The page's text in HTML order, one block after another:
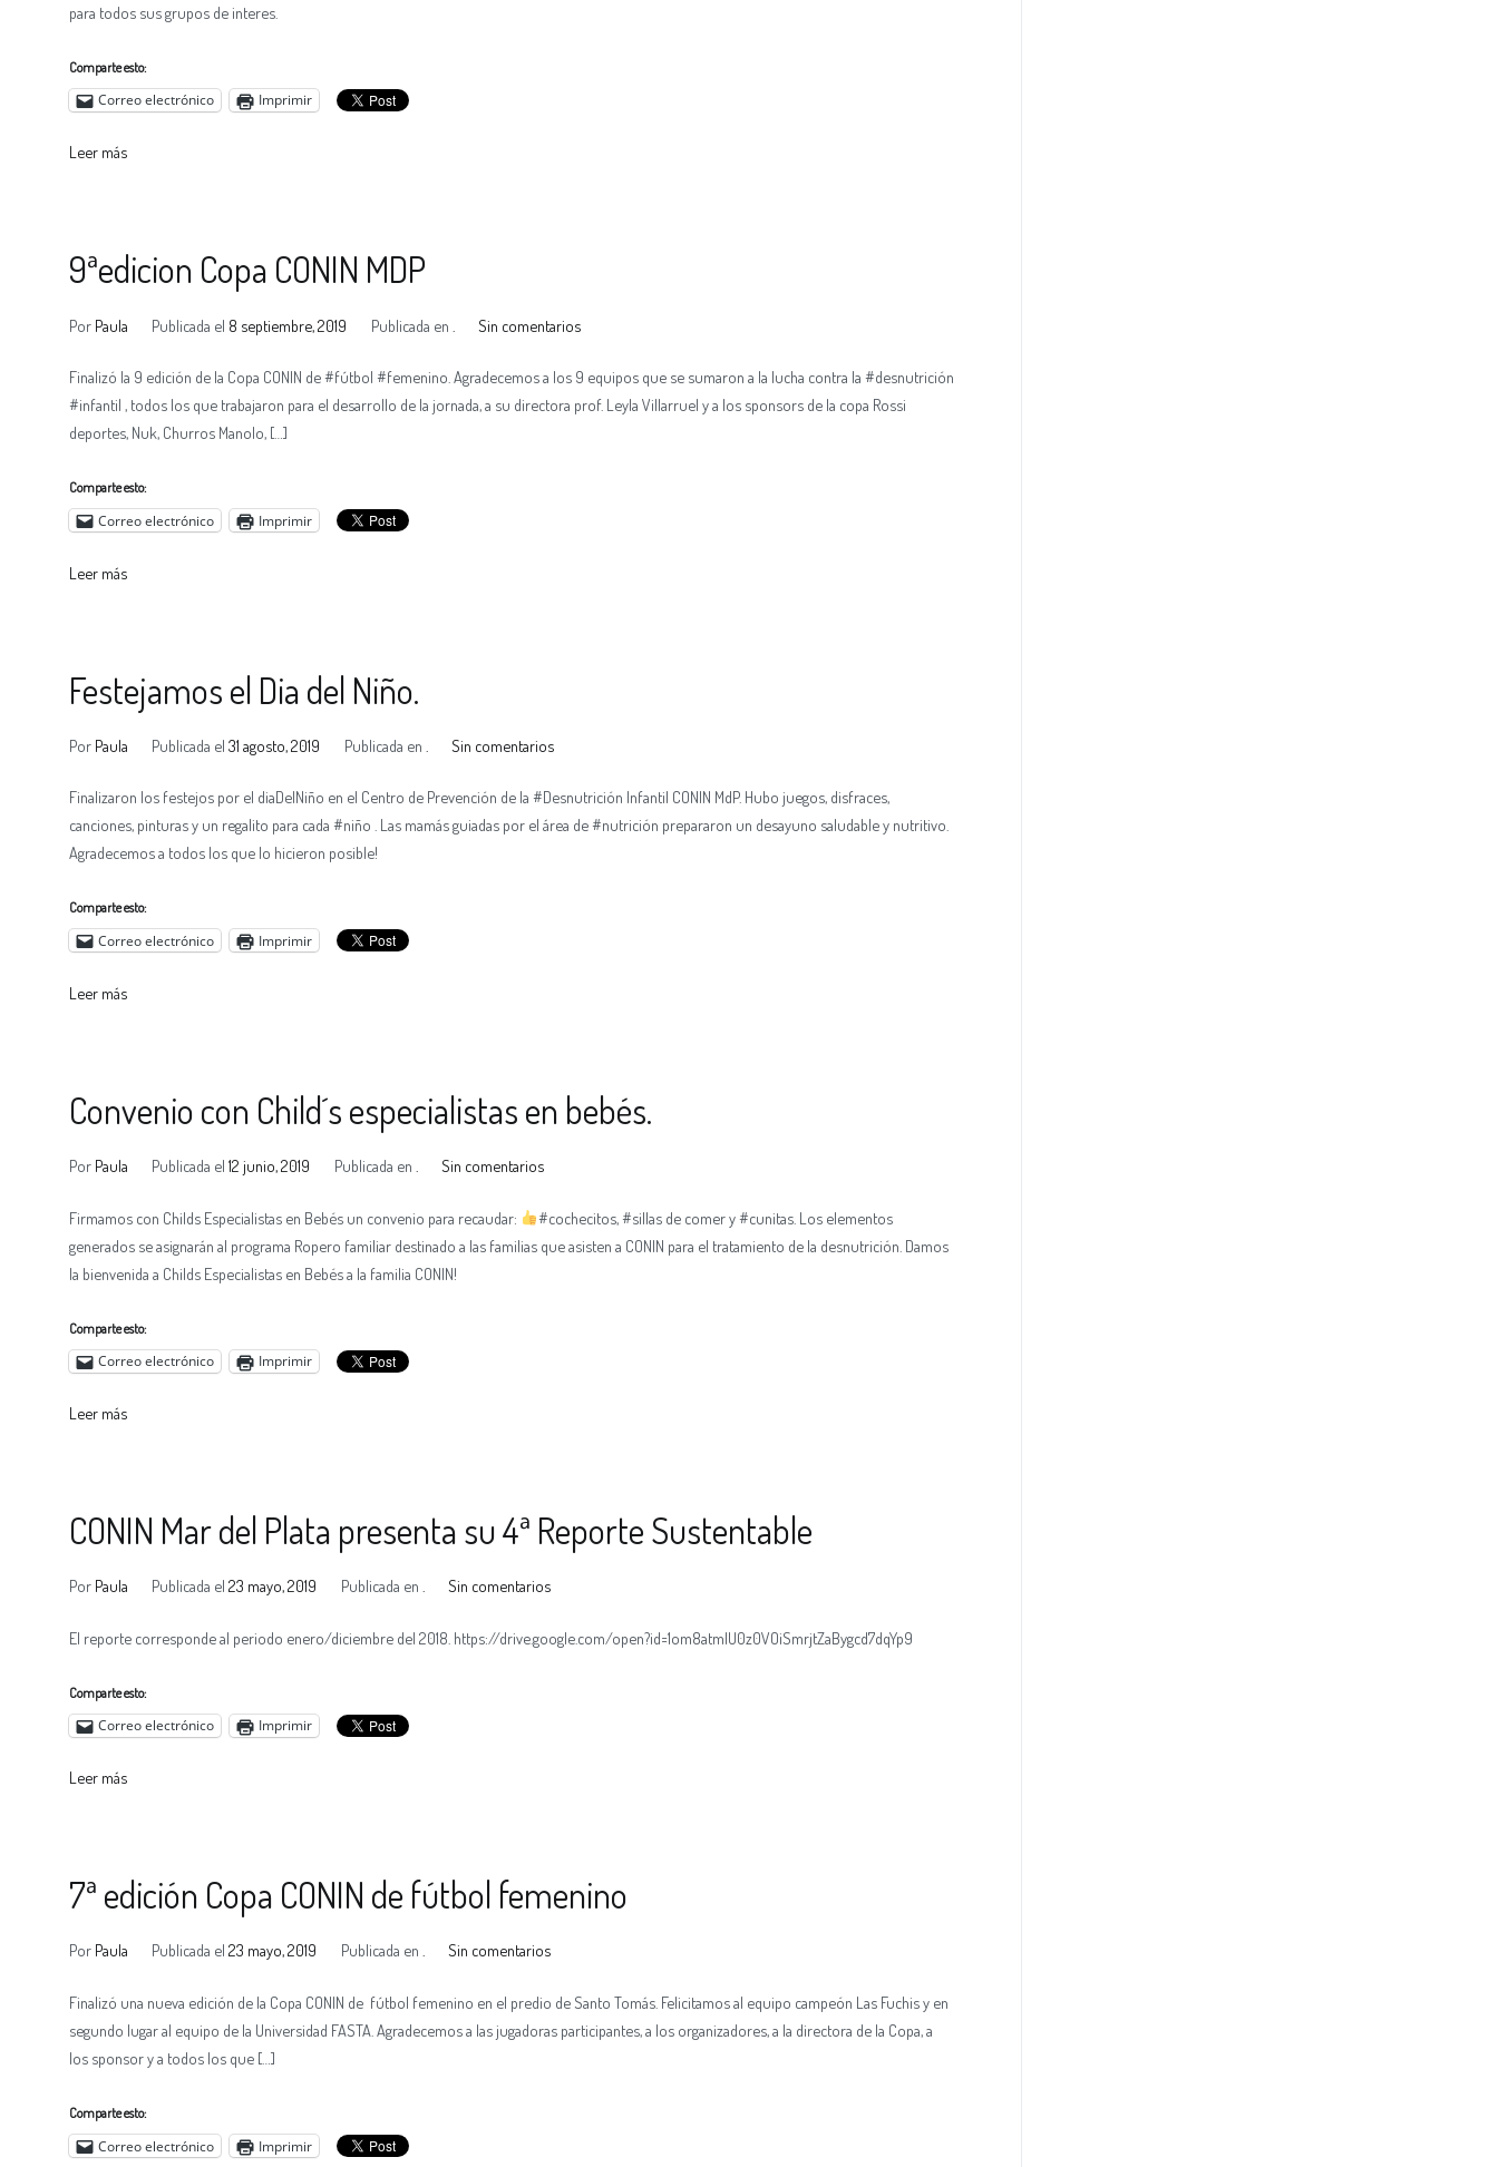
para todos sus grupos de interes.
Comparte esto:
Correo electrónico Imprimir
Leer más
9ªedicion Copa CONIN MDP
Por Paula Publicada el 8 septiembre, 2019 Publicada en Sin comentarios
Finalizó la 9 edición de la Copa CONIN de #fútbol #femenino. Agradecemos a los 9 equipos que se sumaron a la lucha contra la #desnutrición
#infantil , todos los que trabajaron para el desarrollo de la jornada, a su directora prof. Leyla Villarruel y a los sponsors de la copa Rossi
deportes, Nuk, Churros Manolo, […]
Comparte esto:
Correo electrónico Imprimir
Leer más
Festejamos el Dia del Niño.
Por Paula Publicada el31 agosto, 2019 Publicada en Sin comentarios
Finalizaron los festejos por el diaDelNiño en el Centro de Prevención de la #Desnutrición Infantil CONIN MdP. Hubo juegos, disfraces,
canciones, pinturas y un regalito para cada #niño . Las mamás guiadas por el área de #nutrición prepararon un desayuno saludable y nutritivo.
Agradecemos a todos los que lo hicieron posible!
Comparte esto:
Correo electrónico Imprimir
Leer más
Convenio con Child´s especialistas en bebés.
Por Paula Publicada el12 junio, 2019 Publicada en Sin comentarios
Firmamos con Childs Especialistas en Bebés un convenio para recaudar:
#cochecitos, #sillas de comer y #cunitas. Los elementos
generados se asignarán al programa Ropero familiar destinado a las familias que asisten a CONIN para el tratamiento de la desnutrición. Damos
la bienvenida a Childs Especialistas en Bebés a la familia CONIN!
Comparte esto:
Correo electrónico Imprimir
Leer más
CONIN Mar del Plata presenta su 4ª Reporte Sustentable
Por Paula Publicada el23 mayo, 2019 Publicada en Sin comentarios
El reporte corresponde al periodo enero/diciembre del 2018. https://drive.google.com/open?id=1om8atmlU0z0VOiSmrjtZaBygcd7dqYp9
Comparte esto:
Correo electrónico Imprimir
Leer más
7ª edición Copa CONIN de fútbol femenino
Por Paula Publicada el23 mayo, 2019 Publicada en Sin comentarios
Finalizó una nueva edición de la Copa CONIN de fútbol femenino en el predio de Santo Tomás. Felicitamos al equipo campeón Las Fuchis y en
segundo lugar al equipo de la Universidad FASTA. Agradecemos a las jugadoras participantes, a los organizadores, a la directora de la Copa, a
los sponsor y a todos los que […]
Comparte esto:
Correo electrónico Imprimir